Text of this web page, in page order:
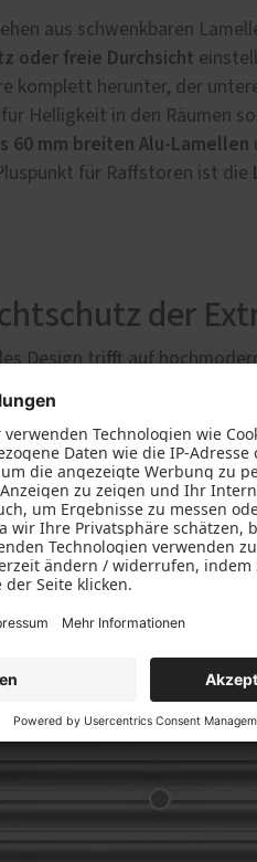
aus schwenkbaren
oder freie Durchsicht
komplett herunter, der
Helligkeit in den Räumen
60 mm breiten Alu-Lamellen
für Raffstoren ist die
der
Design trifft auf